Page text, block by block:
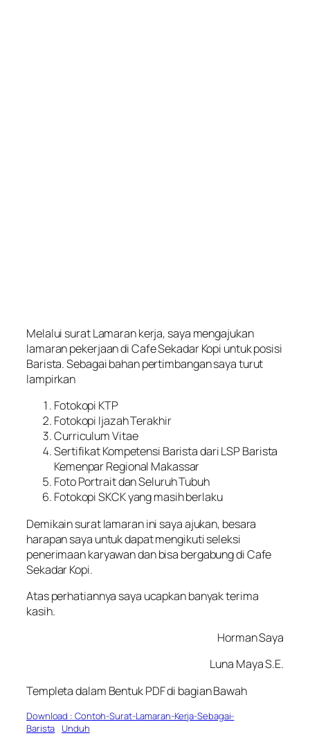
Melalui surat Lamaran kerja, saya mengajukan
lamaran pekerjaan di Cafe Sekadar Kopi untuk posisi
Barista. Sebagai bahan pertimbangan saya turut
lampirkan
Fotokopi KTP
Fotokopi Ijazah Terakhir
Curriculum Vitae
Sertifikat Kompetensi Barista dari LSP Barista
Kemenpar Regional Makassar
Foto Portrait dan Seluruh Tubuh
Fotokopi SKCK yang masih berlaku
Demikain surat lamaran ini saya ajukan, besara
harapan saya untuk dapat mengikuti seleksi
penerimaan karyawan dan bisa bergabung di Cafe
Sekadar Kopi.
Atas perhatiannya saya ucapkan banyak terima
kasih.
Horman Saya
Luna Maya S.E.
Templeta dalam Bentuk PDF di bagian Bawah
Download : Contoh-Surat-Lamaran-Kerja-Sebagai-
Barista Unduh